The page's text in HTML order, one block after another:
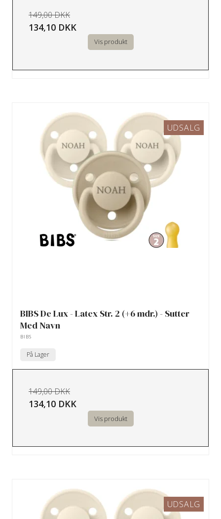
149,00 DKK
134,10 DKK
Vis produkt
UDSALG
BIBS De Lux - Latex Str. 2 (+6 mdr.) - Sutter
Med Navn
BIBS
På Lager
149,00 DKK
134,10 DKK
Vis produkt
UDSALG